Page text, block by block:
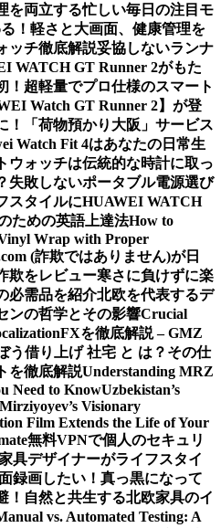
を両立する忙しい毎日の注目モ
！軽さと大画面、健康管理を
ッチ徹底解説妥協しないランナ
WATCH GT Runner 2がもた
！超軽量でプロ仕様のスマート
Watch GT Runner 2】が登
！「荷物預かり大阪」サービス
Watch Fit 4はあなたの日常生
ウォッチは伝統的な時計に取っ
失敗しないポータブル電源選び
スタイルにHUAWEI WATCH
ための英語上達法How to
Wrap with Proper
(詐欺ではありません)が日
欺をレビュー寒さに負けずに楽
必需品を紹介北欧を代表するデ
ンの哲学とその影響Crucial
FXを徹底解説 – GMZ
う借り上げ 社宅 と は？その仕
を徹底解説Understanding MRZ
Need to KnowUzbekistan’s
Visionary
Film Extends the Life of Your
無料VPNで個人のセキュリ
具デザイナーがライフスタイ
録画したい！真っ黒になって
！ 自然と共生する北欧家具のイ
vs. Automated Testing: A